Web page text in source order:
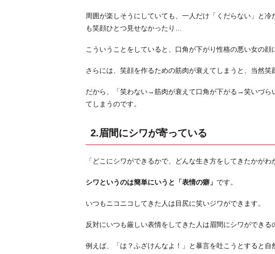
見
る
き
表
情
が
い
目
笑
っ
い
い
周囲が楽しそうにしていても、一人だけ「くだらない」と
も笑顔ひとつ見せなかったり…
こういうことをしていると、口角が下がり性格の悪い女の顔
さらには、笑顔を作るための筋肉が衰えてしまうと、当然笑
だから、「笑わない→筋肉が衰えて口角が下がる→笑いづら
てしまうのです。
2.眉間にシワが寄っている
「どこにシワができるかで、どんな生き方をしてきたかがわ
シワというのは簡単にいうと「表情の癖」 です。
いつもニコニコしてきた人は目尻に笑いジワができます。
反対にいつも厳しい表情をしてきた人は眉間にシワができる
例えば、「は？ふざけんなよ！」と暴言を吐こうとすると自